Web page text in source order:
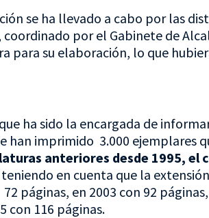
se ha llevado a cabo por las
por el Gabinete de
para su elaboración, lo que
ha sido la encargada de
han imprimido 3.000 ejemplares
anteriores desde 1995, el
en cuenta que la
páginas, en 2003 con 92
con 116 páginas.